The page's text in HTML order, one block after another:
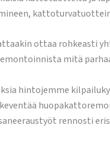
ottaa rohkeasti
mitä
hintojemme
rennosti